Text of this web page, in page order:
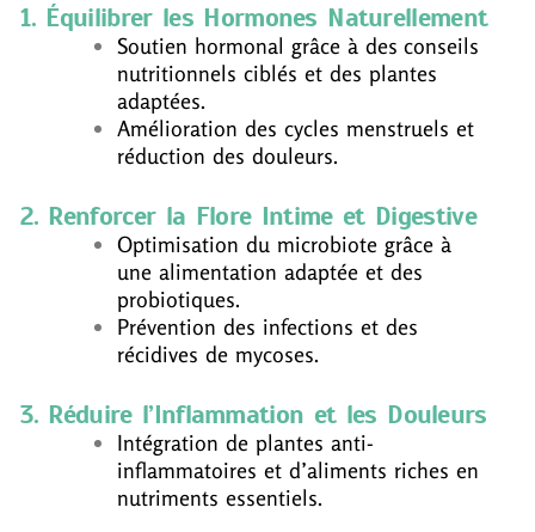
1. Équilibrer les Hormones Naturellement
Soutien hormonal grâce à des conseils
nutritionnels ciblés et des plantes
adaptées.
Amélioration des cycles menstruels et
réduction des douleurs.
2. Renforcer la Flore Intime et Digestive
Optimisation du microbiote grâce à
une alimentation adaptée et des
probiotiques.
Prévention des infections et des
récidives de mycoses.
3. Réduire l’Inflammation et les Douleurs
Intégration de plantes anti-
inflammatoires et d’aliments riches en
nutriments essentiels.